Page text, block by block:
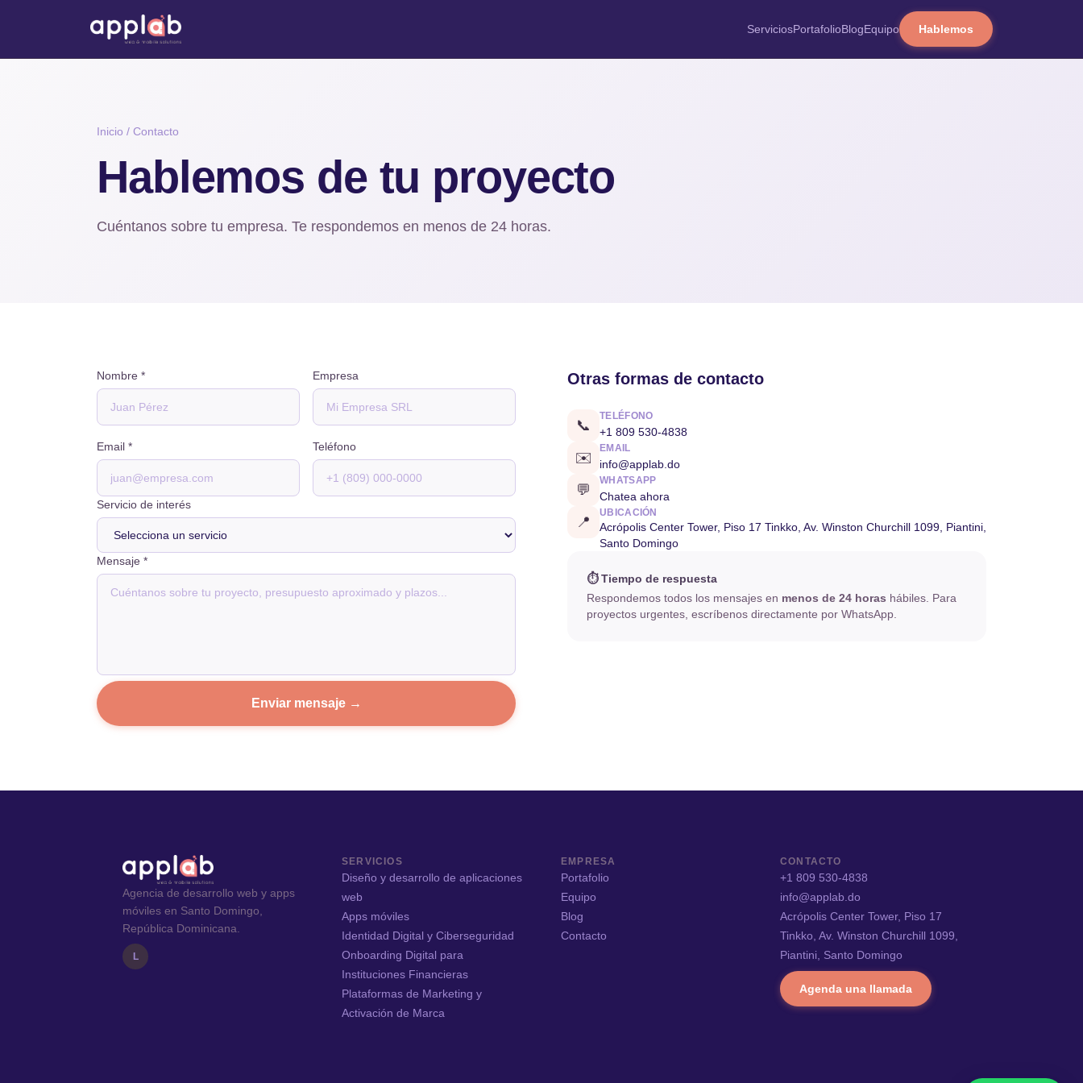
ServiciosPortafolioBlogEquipo Hablemos
Inicio / Contacto
Hablemos de tu proyecto
Cuéntanos sobre tu empresa. Te respondemos en menos de 24 horas.
Nombre * Empresa
Email * Teléfono
Servicio de interés
Mensaje *
Enviar mensaje →
Otras formas de contacto
📞
TELÉFONO
+1 809 530-4838
✉️
EMAIL
info@applab.do
💬
WHATSAPP
Chatea ahora
📍
UBICACIÓN
Acrópolis Center Tower, Piso 17 Tinkko, Av. Winston Churchill 1099, Piantini,
Santo Domingo
⏱ Tiempo de respuesta
Respondemos todos los mensajes en menos de 24 horas hábiles. Para
proyectos urgentes, escríbenos directamente por WhatsApp.
Agencia de desarrollo web y apps
móviles en Santo Domingo,
República Dominicana.
L
SERVICIOS
Diseño y desarrollo de aplicaciones
web
Apps móviles
Identidad Digital y Ciberseguridad
Onboarding Digital para
Instituciones Financieras
Plataformas de Marketing y
Activación de Marca
EMPRESA
Portafolio
Equipo
Blog
Contacto
CONTACTO
+1 809 530-4838
info@applab.do
Acrópolis Center Tower, Piso 17
Tinkko, Av. Winston Churchill 1099,
Piantini, Santo Domingo
Agenda una llamada